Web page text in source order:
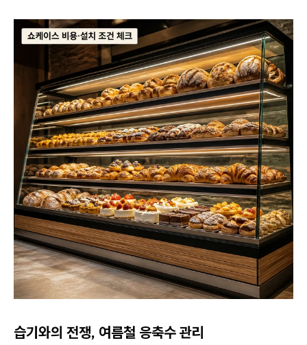
습기와의 전쟁, 여름철 응축수 관리